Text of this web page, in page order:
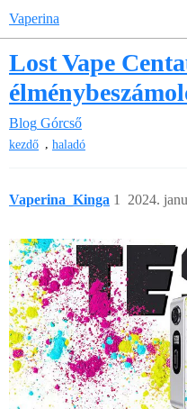
Vaperina
Lost Vape
Blog Górcső
kezdő , haladó
Vaperina_Kinga 2024.
1